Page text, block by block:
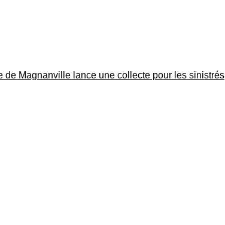
de Magnanville lance une collecte pour les sinistrés